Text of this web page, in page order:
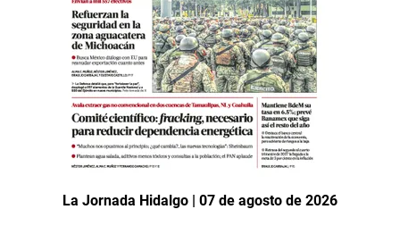
La Jornada Hidalgo | 07 de agosto de 2026